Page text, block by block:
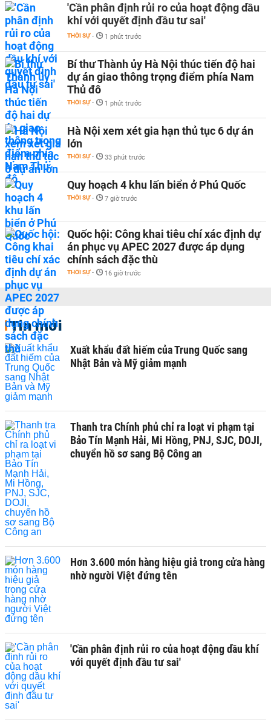
'Cần phân định rủi ro của hoạt động dầu
khí với quyết định đầu tư sai'
THỜI SỰ - 1 phút trước
Bí thư Thành ủy Hà Nội thúc tiến độ hai
dự án giao thông trọng điểm phía Nam
Thủ đô
THỜI SỰ - 1 phút trước
Hà Nội xem xét gia hạn thủ tục 6 dự án
lớn
THỜI SỰ - 33 phút trước
Quy hoạch 4 khu lấn biển ở Phú Quốc
THỜI SỰ - 7 giờ trước
Quốc hội: Công khai tiêu chí xác định dự
án phục vụ APEC 2027 được áp dụng
chính sách đặc thù
THỜI SỰ - 16 giờ trước
Tin mới
Xuất khẩu đất hiếm của Trung Quốc sang
Nhật Bản và Mỹ giảm mạnh
Thanh tra Chính phủ chỉ ra loạt vi phạm tại
Bảo Tín Mạnh Hải, Mi Hồng, PNJ, SJC, DOJI,
chuyển hồ sơ sang Bộ Công an
Hơn 3.600 món hàng hiệu giả trong cửa hàng
nhờ người Việt đứng tên
'Cần phân định rủi ro của hoạt động dầu khí
với quyết định đầu tư sai'